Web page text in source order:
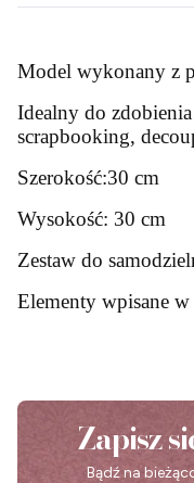
Model wykonany z
Idealny do
scrapbooking,
Szerokość:30 cm
Wysokość: 30 cm
Zestaw do
Elementy wpisane w
Zapisz
Bądź na